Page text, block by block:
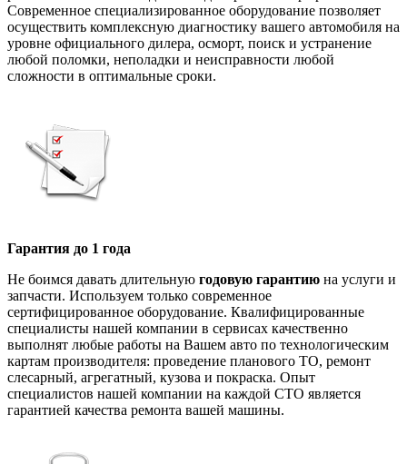
Современное специализированное оборудование позволяет
осуществить комплексную диагностику вашего автомобиля на
уровне официального дилера, осморт, поиск и устранение
любой поломки, неполадки и неисправности любой
сложности в оптимальные сроки.
Гарантия до 1 года
Не боимся давать длительную годовую гарантию на услуги и
запчасти. Используем только современное
сертифицированное оборудование. Квалифицированные
специалисты нашей компании в сервисах качественно
выполнят любые работы на Вашем авто по технологическим
картам производителя: проведение планового ТО, ремонт
слесарный, агрегатный, кузова и покраска. Опыт
специалистов нашей компании на каждой СТО является
гарантией качества ремонта вашей машины.